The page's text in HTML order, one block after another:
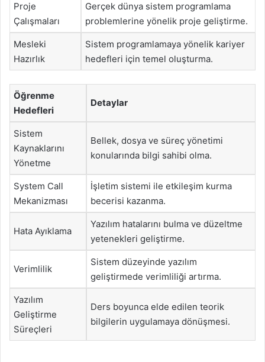
Proje
Çalışmaları
Gerçek dünya sistem programlama
problemlerine yönelik proje geliştirme.
Mesleki
Hazırlık
Sistem programlamaya yönelik kariyer
hedefleri için temel oluşturma.
Öğrenme
Hedefleri
Detaylar
Sistem
Kaynaklarını
Yönetme
Bellek, dosya ve süreç yönetimi
konularında bilgi sahibi olma.
System Call
Mekanizması
İşletim sistemi ile etkileşim kurma
becerisi kazanma.
Hata Ayıklama
Yazılım hatalarını bulma ve düzeltme
yetenekleri geliştirme.
Verimlilik
Sistem düzeyinde yazılım
geliştirmede verimliliği artırma.
Yazılım
Geliştirme
Süreçleri
Ders boyunca elde edilen teorik
bilgilerin uygulamaya dönüşmesi.